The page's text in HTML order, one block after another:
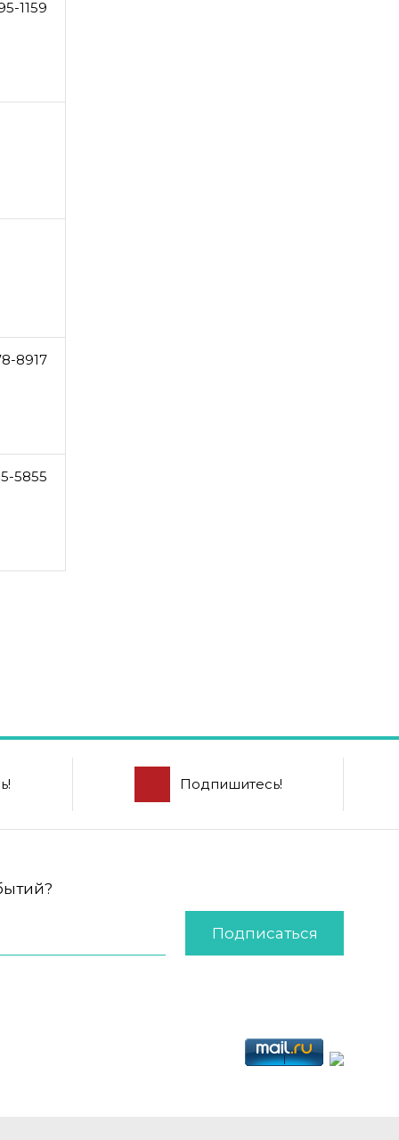
1159
8917
5855
Подпишитесь!
Подписаться